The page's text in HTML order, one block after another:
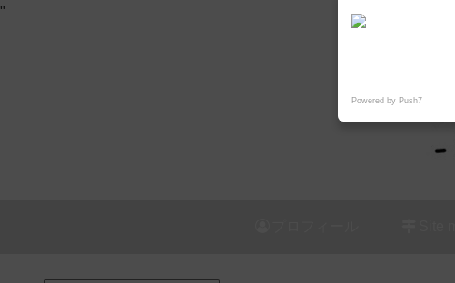
"
Powered by Push7